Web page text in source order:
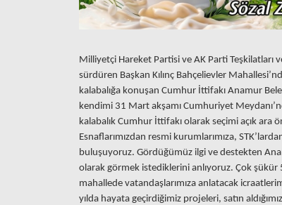
Milliyetçi Hareket Partisi ve AK Parti Teşkilatları
sürdüren Başkan Kılınç Bahçelievler
kalabalığa konuşan Cumhur İttifakı Anamur
kendimi 31 Mart akşamı Cumhuriyet
kalabalık Cumhur İttifakı olarak seçimi açık
Esnaflarımızdan resmi kurumlarımıza,
buluşuyoruz. Gördüğümüz ilgi ve destekten
olarak görmek istediklerini anlıyoruz. Çok şükür
mahallede vatandaşlarımıza anlatacak
yılda hayata geçirdiğimiz projeleri, satın